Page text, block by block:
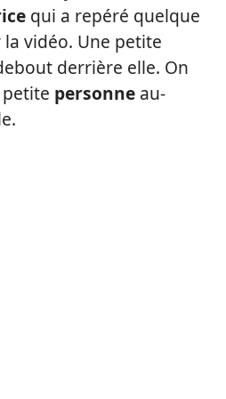
qui a repéré quelque
la vidéo. Une petite
derrière elle. On
personne au-